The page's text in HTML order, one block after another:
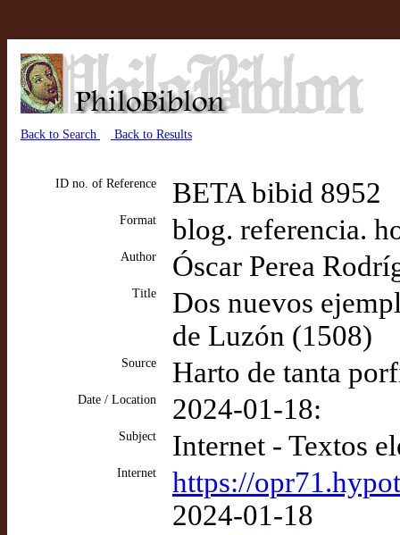
Back to Search Back to Results
ID no. of Reference BETA bibid 8952
Format blog. referencia.
Author Óscar Perea
Title
Dos nuevos
de Luzón (1508)
Source Harto de tanta
Date / Location 2024-01-18:
Subject Internet - Textos
Internet
https://
2024-01-18